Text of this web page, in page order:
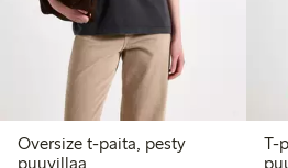
Oversize t-paita, pesty
puuvillaa
T-